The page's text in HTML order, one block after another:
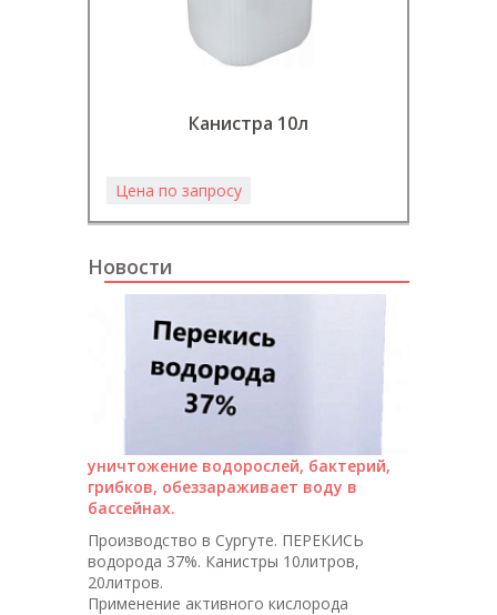
Канистра 10л
Цена по запросу
Новости
уничтожение водорослей, бактерий,
грибков, обеззараживает воду в
бассейнах.
Производство в Сургуте. ПЕРЕКИСЬ
водорода 37%. Канистры 10литров,
20литров.
Применение активного кислорода